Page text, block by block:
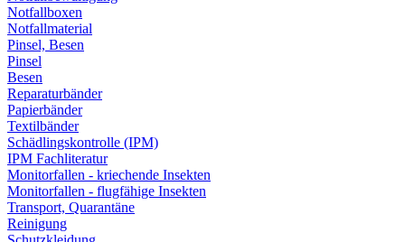
Notfallboxen
Notfallmaterial
Pinsel, Besen
Pinsel
Besen
Reparaturbänder
Papierbänder
Textilbänder
Schädlingskontrolle (IPM)
IPM Fachliteratur
Monitorfallen - kriechende Insekten
Monitorfallen - flugfähige Insekten
Transport, Quarantäne
Reinigung